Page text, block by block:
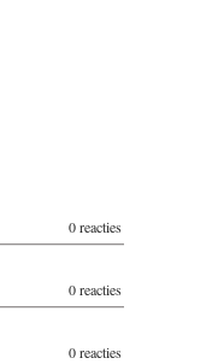
0 reacties
0 reacties
0 reacties